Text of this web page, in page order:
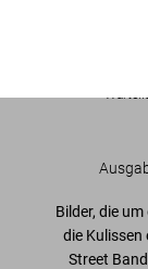
Diese
Bilder, die
die Kulissen
Street